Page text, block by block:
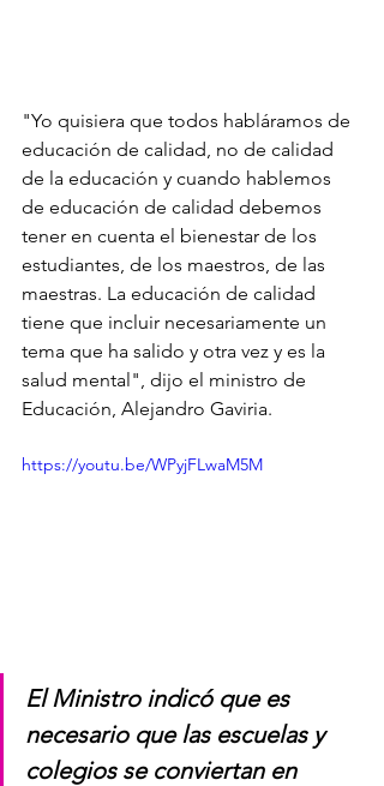
"Yo quisiera que todos habláramos de
educación de calidad, no de calidad
de la educación y cuando hablemos
de educación de calidad debemos
tener en cuenta el bienestar de los
estudiantes, de los maestros, de las
maestras. La educación de calidad
tiene que incluir necesariamente un
tema que ha salido y otra vez y es la
salud mental", dijo el ministro de
Educación, Alejandro Gaviria.
https://youtu.be/WPyjFLwaM5M
El Ministro indicó que es
necesario que las escuelas y
colegios se conviertan en